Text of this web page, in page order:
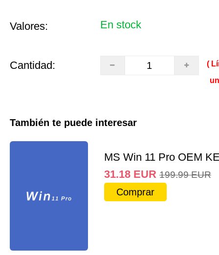
Valores: En stock
Cantidad:
(
También te puede interesar
MS Win 11 Pro OEM
31.18 EUR 199.99 EUR
Comprar